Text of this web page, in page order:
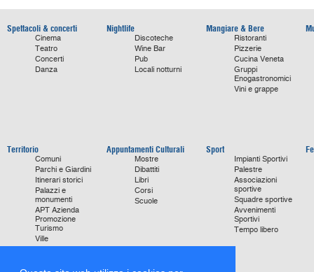
Spettacoli & concerti
Cinema
Teatro
Concerti
Danza
Nightlife
Discoteche
Wine Bar
Pub
Locali notturni
Mangiare & Bere
Ristoranti
Pizzerie
Cucina Veneta
Gruppi
Enogastronomici
Vini e grappe
Territorio
Comuni
Parchi e Giardini
Itinerari storici
Palazzi e
monumenti
APT Azienda
Promozione
Turismo
Ville
Chiese
Storie di Successo
Appuntamenti Culturali
Mostre
Dibattiti
Libri
Corsi
Scuole
Sport
Impianti Sportivi
Palestre
Associazioni
sportive
Squadre sportive
Avvenimenti
Sportivi
Tempo libero